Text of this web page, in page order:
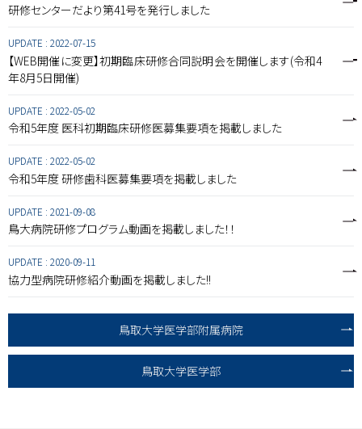
研修センターだより第41号を発行しました
UPDATE : 2022-07-15
【WEB開催に変更】初期臨床研修合同説明会を開催します(令和4
年8月5日開催)
UPDATE : 2022-05-02
令和5年度 医科初期臨床研修医募集要項を掲載しました
UPDATE : 2022-05-02
令和5年度 研修歯科医募集要項を掲載しました
UPDATE : 2021-09-08
鳥大病院研修プログラム動画を掲載しました！！
UPDATE : 2020-09-11
協力型病院研修紹介動画を掲載しました!!
鳥取大学医学部附属病院
鳥取大学医学部